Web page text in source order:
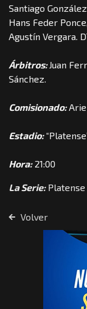
Santiago
Hans Feder
Agustín Vergara.
Árbitros: Juan
Sánchez.
Comisionado:
Estadio:
Hora: 21:00
La Serie:Platense
Volver